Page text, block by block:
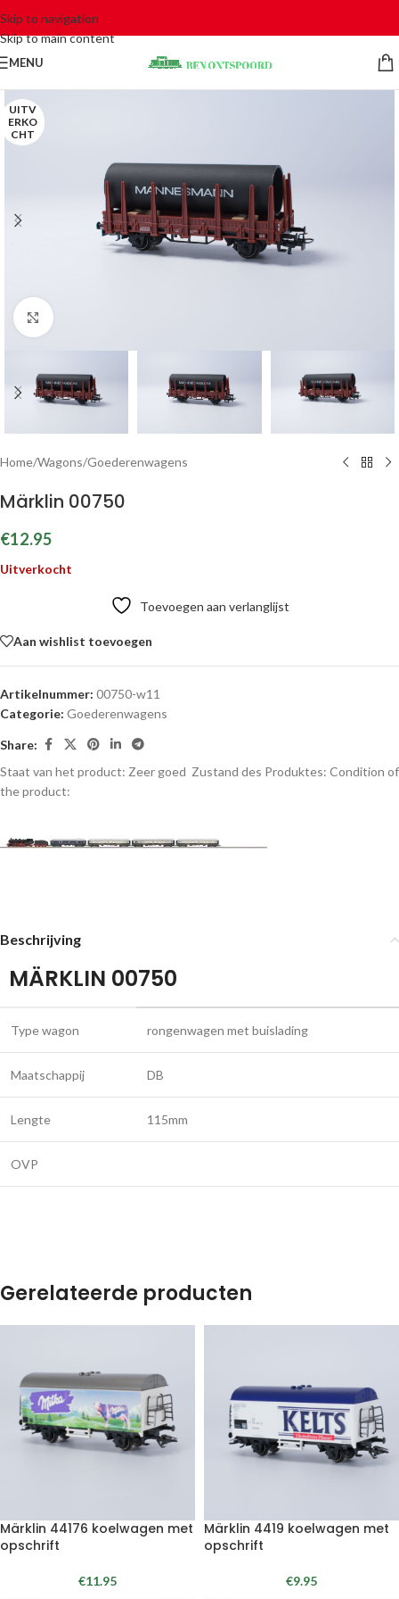
Skip to navigation
Skip to main content
MENU
UITV
ERKO
CHT
Click to enlarge
Home/Wagons/Goederenwagens
Märklin 00750
€12.95
Uitverkocht
Toevoegen aan verlanglijst
Aan wishlist toevoegen
Artikelnummer: 00750-w11
Categorie: Goederenwagens
Share:
Staat van het product: Zeer goed Zustand des Produktes: Condition of
the product:
Beschrijving
MÄRKLIN 00750
Type wagon rongenwagen met buislading
Maatschappij DB
Lengte 115mm
OVP
Gerelateerde producten
Märklin 44176 koelwagen met
opschrift
€11.95
Märklin 4419 koelwagen met
opschrift
€9.95